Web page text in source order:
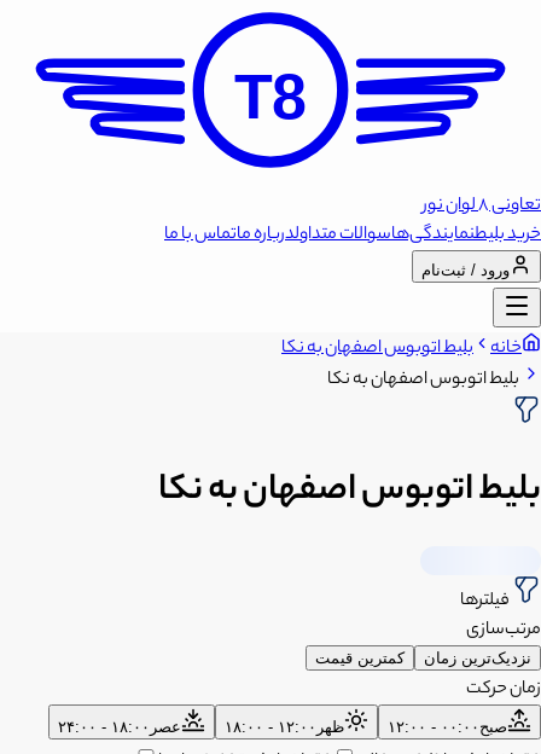
T8
تعاونی 8 لوان نور
خرید بلیطنمایندگی‌هاسوالات متداولدرباره ماتماس با ما
ورود / ثبت‌نام
خانه بلیط اتوبوس اصفهان به نکا
بلیط اتوبوس اصفهان به نکا
بلیط اتوبوس اصفهان به نکا
فیلترها
مرتب‌سازی
نزدیک‌ترین زمان کمترین قیمت
زمان حرکت
صبح ۰۰:۰۰ - ۱۲:۰۰ ظهر ۱۲:۰۰ - ۱۸:۰۰ عصر ۱۸:۰۰ - ۲۴:۰۰